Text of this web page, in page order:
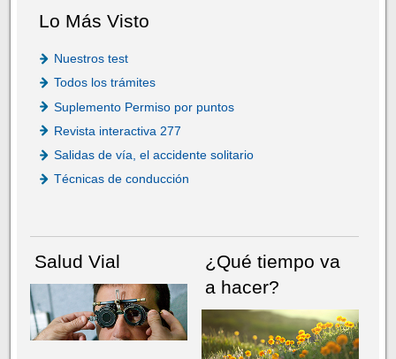
Lo Más Visto
Nuestros test
Todos los trámites
Suplemento Permiso por puntos
Revista interactiva 277
Salidas de vía, el accidente solitario
Técnicas de conducción
Salud Vial
¿Qué tiempo va
a hacer?